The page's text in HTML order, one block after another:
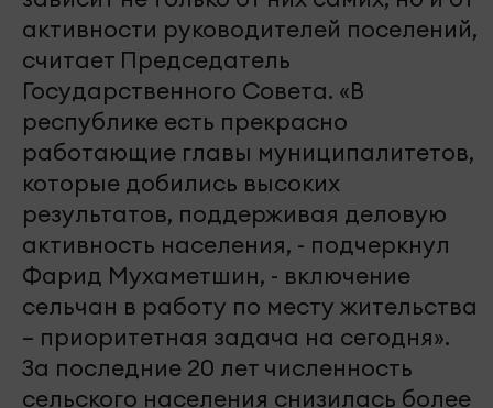
активности руководителей поселений,
считает Председатель
Государственного Совета. «В
республике есть прекрасно
работающие главы муниципалитетов,
которые добились высоких
результатов, поддерживая деловую
активность населения, - подчеркнул
Фарид Мухаметшин, - включение
сельчан в работу по месту жительства
– приоритетная задача на сегодня».
За последние 20 лет численность
сельского населения снизилась более